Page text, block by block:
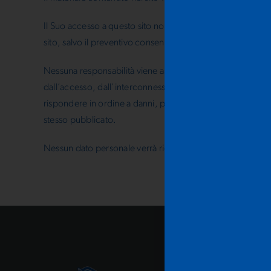
Il Suo accesso a questo sito non dovrà essere inteso,
sito, salvo il preventivo consenso scritto di Finalità Eventi
Nessuna responsabilità viene assunta in relazione sia al
dall’accesso, dall’interconnessione, dallo scarico di
rispondere in ordine a danni, perdite, pregiudizi di alcun
stesso pubblicato.
Nessun dato personale verrà richiesto ai visitatori per